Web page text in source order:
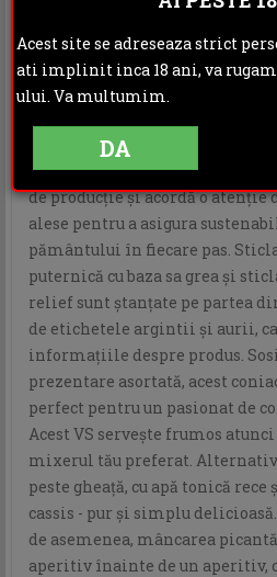
coniacului pentru prima dată.
regiunile Grande Champagne,
Fins Bois, proprietatea ABK6
excelentă, care culege
de-vie excepționale. O afacere
mândrește cu gestionarea
de producție și acordă o atenție
alese pentru a asigura
pământului în fiecare pas.
puternică cu baza sa grea și
relief sunt ștanțate pe partea
de etichetele argintii și aurii,
informațiile despre produs.
prezentare asortată, acest
perfect pentru un pasionat de
Acest VS servește frumos
mixerul tău preferat.
peste gheață, cu apă tonică rece
cassis - pur și simplu
de asemenea, mâncarea picantă
aperitiv înainte de un aperitiv,
Acest site se adreseaza strict
ati implinit inca 18 ani, va
ului. Va multumim.
DA